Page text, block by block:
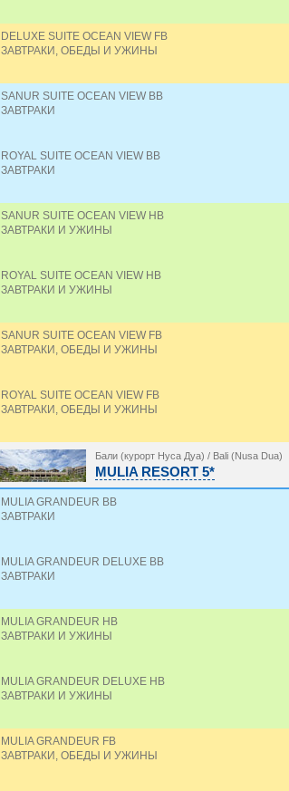
DELUXE SUITE OCEAN VIEW FB
ЗАВТРАКИ, ОБЕДЫ И УЖИНЫ
SANUR SUITE OCEAN VIEW BB
ЗАВТРАКИ
ROYAL SUITE OCEAN VIEW BB
ЗАВТРАКИ
SANUR SUITE OCEAN VIEW HB
ЗАВТРАКИ И УЖИНЫ
ROYAL SUITE OCEAN VIEW HB
ЗАВТРАКИ И УЖИНЫ
SANUR SUITE OCEAN VIEW FB
ЗАВТРАКИ, ОБЕДЫ И УЖИНЫ
ROYAL SUITE OCEAN VIEW FB
ЗАВТРАКИ, ОБЕДЫ И УЖИНЫ
Бали (курорт Нуса Дуа) / Bali (Nusa Dua)
MULIA RESORT 5*
MULIA GRANDEUR BB
ЗАВТРАКИ
MULIA GRANDEUR DELUXE BB
ЗАВТРАКИ
MULIA GRANDEUR HB
ЗАВТРАКИ И УЖИНЫ
MULIA GRANDEUR DELUXE HB
ЗАВТРАКИ И УЖИНЫ
MULIA GRANDEUR FB
ЗАВТРАКИ, ОБЕДЫ И УЖИНЫ